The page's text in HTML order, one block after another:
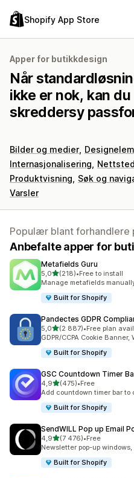
Shopify App Store
Apper for butikkdesign
Når
ikke er nok, kan du
skreddersy
Bilder og medier
Internasjonalisering
Produktvisning
Søk og
Varsler
Populær blant forhandlere
Anbefalte apper for
Metafields Guru
5,0av 5 stjerner
(218)
Totalt 218 omtaler
•Free to install
Manage metafields
Built for Shopify
Pandectes GDPR
5,0av 5 stjerner
(2 887)
Totalt 2887 omtaler
•Free plan
GDPR/CCPA Cookie
Built for Shopify
GSC Countdown Timer
4,9av 5 stjerner
(475)
Totalt 475 omtaler
•Free
Add countdown timer bar
Built for Shopify
SendWILL Pop up Email
4,9av 5 stjerner
(7 476)
Totalt 7476 omtaler
•Free
Newsletter pop-up
Built for Shopify